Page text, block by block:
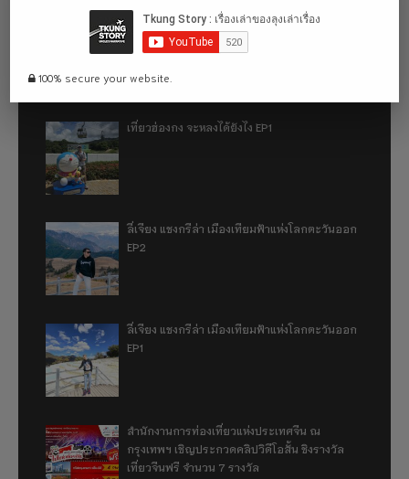
เที่ยวฮ่องกง จะหลงได้ยังไง EP2
เที่ยวฮ่องกง จะหลงได้ยังไง EP1
ลี่เจียง แชงกรีล่า เมืองเทียมฟ้าแห่งโลกตะวันออก
EP2
ลี่เจียง แชงกรีล่า เมืองเทียมฟ้าแห่งโลกตะวันออก
EP1
สำนักงานการท่องเที่ยวแห่งประเทศจีน ณ
กรุงเทพฯ เชิญประกวดคลิปวิดีโอสั้น ชิงรางวัล
เที่ยวจีนฟรี จำนวน 7 รางวัล
100% secure your website.